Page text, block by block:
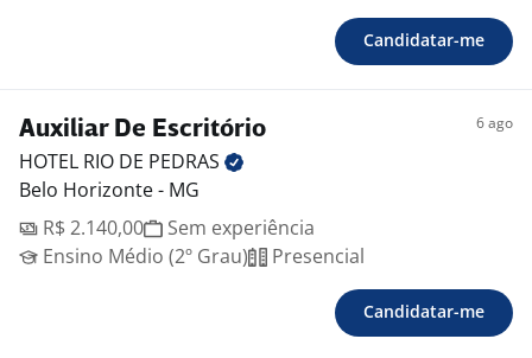
Candidatar-me
Auxiliar De Escritório 6 ago
HOTEL RIO DE PEDRAS
Belo Horizonte - MG
R$ 2.140,00
Sem experiência
Ensino Médio (2º Grau)
Presencial
Candidatar-me